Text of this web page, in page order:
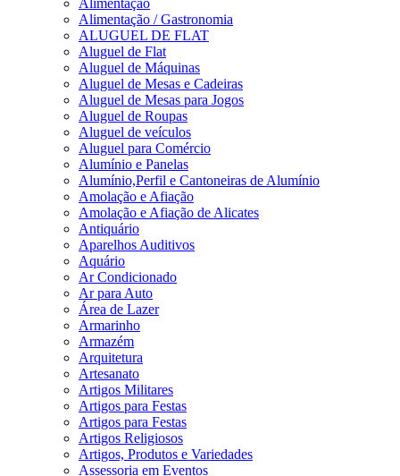
Alimentação
Alimentação / Gastronomia
ALUGUEL DE FLAT
Aluguel de Flat
Aluguel de Máquinas
Aluguel de Mesas e Cadeiras
Aluguel de Mesas para Jogos
Aluguel de Roupas
Aluguel de veículos
Aluguel para Comércio
Alumínio e Panelas
Alumínio,Perfil e Cantoneiras de Alumínio
Amolação e Afiação
Amolação e Afiação de Alicates
Antiquário
Aparelhos Auditivos
Aquário
Ar Condicionado
Ar para Auto
Área de Lazer
Armarinho
Armazém
Arquitetura
Artesanato
Artigos Militares
Artigos para Festas
Artigos para Festas
Artigos Religiosos
Artigos, Produtos e Variedades
Assessoria em Eventos